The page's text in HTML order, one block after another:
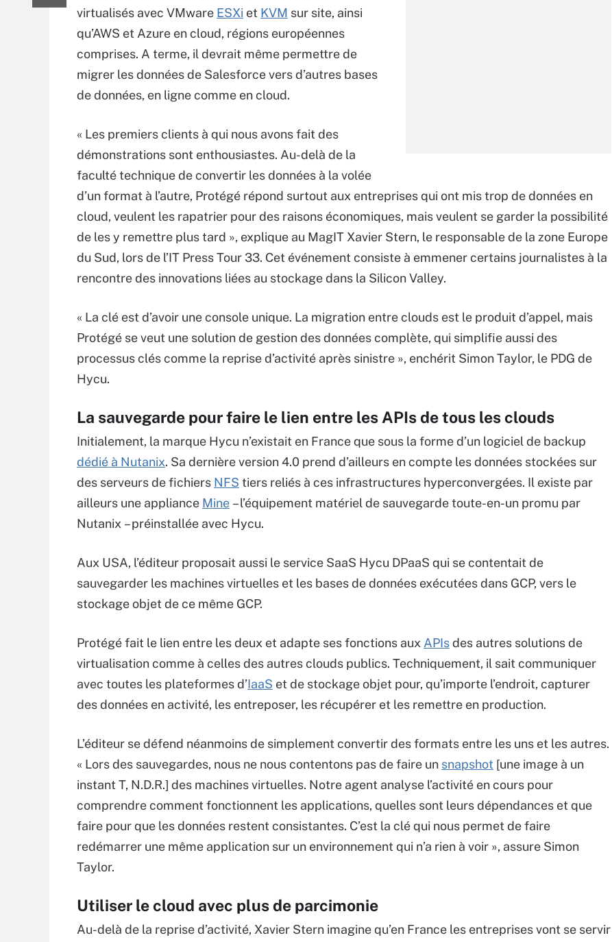
virtualisés avec VMware ESXi et KVM sur site, ainsi
qu’AWS et Azure en cloud, régions européennes
comprises. A terme, il devrait même permettre de
migrer les données de Salesforce vers d’autres bases
de données, en ligne comme en cloud.
« Les premiers clients à qui nous avons fait des
démonstrations sont enthousiastes. Au-delà de la
faculté technique de convertir les données à la volée
d’un format à l’autre, Protégé répond surtout aux entreprises qui ont mis trop de données en
cloud, veulent les rapatrier pour des raisons économiques, mais veulent se garder la possibilité
de les y remettre plus tard », explique au MagIT Xavier Stern, le responsable de la zone Europe
du Sud, lors de l’IT Press Tour 33. Cet événement consiste à emmener certains journalistes à la
rencontre des innovations liées au stockage dans la Silicon Valley.
« La clé est d’avoir une console unique. La migration entre clouds est le produit d’appel, mais
Protégé se veut une solution de gestion des données complète, qui simplifie aussi des
processus clés comme la reprise d’activité après sinistre », enchérit Simon Taylor, le PDG de
Hycu.
La sauvegarde pour faire le lien entre les APIs de tous les clouds
Initialement, la marque Hycu n’existait en France que sous la forme d’un logiciel de backup
dédié à Nutanix. Sa dernière version 4.0 prend d’ailleurs en compte les données stockées sur
des serveurs de fichiers NFS tiers reliés à ces infrastructures hyperconvergées. Il existe par
ailleurs une appliance Mine – l’équipement matériel de sauvegarde toute-en-un promu par
Nutanix – préinstallée avec Hycu.
Aux USA, l’éditeur proposait aussi le service SaaS Hycu DPaaS qui se contentait de
sauvegarder les machines virtuelles et les bases de données exécutées dans GCP, vers le
stockage objet de ce même GCP.
Protégé fait le lien entre les deux et adapte ses fonctions aux APIsdes autres solutions de
virtualisation comme à celles des autres clouds publics. Techniquement, il sait communiquer
avec toutes les plateformes d’IaaS et de stockage objet pour, qu’importe l’endroit, capturer
des données en activité, les entreposer, les récupérer et les remettre en production.
L’éditeur se défend néanmoins de simplement convertir des formats entre les uns et les autres.
« Lors des sauvegardes, nous ne nous contentons pas de faire un snapshot [une image à un
instant T, N.D.R.] des machines virtuelles. Notre agent analyse l’activité en cours pour
comprendre comment fonctionnent les applications, quelles sont leurs dépendances et que
faire pour que les données restent consistantes. C’est la clé qui nous permet de faire
redémarrer une même application sur un environnement qui n’a rien à voir », assure Simon
Taylor.
Utiliser le cloud avec plus de parcimonie
Au-delà de la reprise d’activité, Xavier Stern imagine qu’en France les entreprises vont se servir